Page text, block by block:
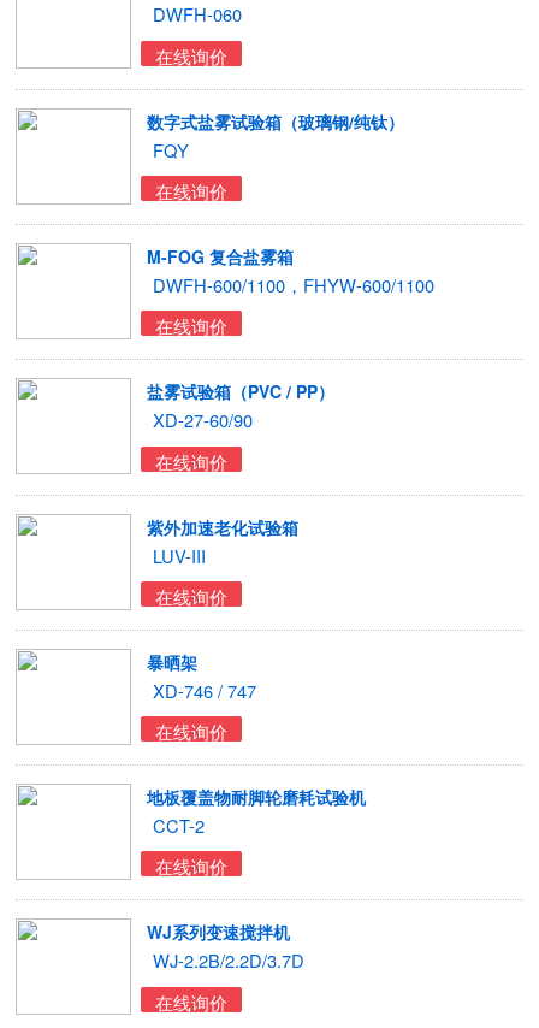
DWFH-060
在线询价
数字式盐雾试验箱（玻璃钢/纯钛）
FQY
在线询价
M-FOG 复合盐雾箱
DWFH-600/1100，FHYW-600/1100
在线询价
盐雾试验箱（PVC / PP）
XD-27-60/90
在线询价
紫外加速老化试验箱
LUV-III
在线询价
暴晒架
XD-746 / 747
在线询价
地板覆盖物耐脚轮磨耗试验机
CCT-2
在线询价
WJ系列变速搅拌机
WJ-2.2B/2.2D/3.7D
在线询价